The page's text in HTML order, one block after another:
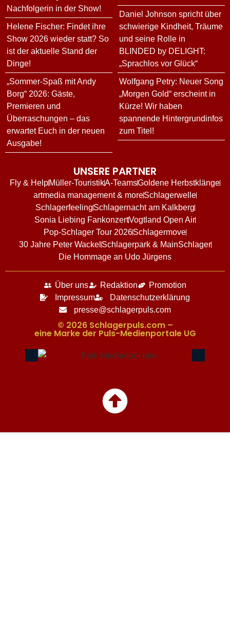
Nachfolgerin in der Show!
Helene Fischer: Findet ihre
Show 2026 wieder statt? So
ist der aktuelle Stand der
Dinge!
„Sommer-Spaß mit Andy
Borg“ 2026: Gäste,
Premieren und
Überraschungen – das
erwartet Euch in der neuen
Ausgabe!
Daniel Johnson spricht über
schwierige Kindheit, Träume
und seine Rolle in
BLINDED by DELIGHT:
„Sprachlos vor Glück“
Wolfgang Petry: Neuer Song
„Morgen Gold“ erscheint in
Kürze! Wir haben
spannende Hintergrundinfos
zum Titel!
UNSERE PARTNER
Fly & HelpMüller-TouristikA-TeamsGoldene Herbstklänge
artmedia management & moreSchlagerwelle
SchlagerfeelingSchlagernacht am Kalkberg
Sonia Liebing FankonzertVogtland Open Air
Pop-Schlager Tour 2026Schlagermove
30 Jahre Peter Wackel Schlagerpark & MainSchlager
Die Hommage an Udo Jürgens
Über uns Redaktion
Promotion
Impressum
Datenschutzerklärung
presse@schlagerpuls.com
© 2026 Schlagerpuls.com –
eine Marke der Puls-Medienportale UG​